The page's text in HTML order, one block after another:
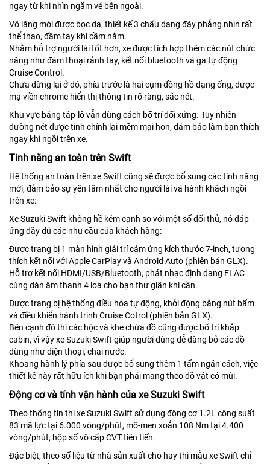
ngay từ khi nhìn ngắm vẻ bên ngoài.
Vô lăng mới được bọc da, thiết kế 3 chấu dạng đáy phẳng nhìn rất
thể thao, đầm tay khi cầm nắm.
Nhằm hỗ trợ người lái tốt hơn, xe được tích hợp thêm các nút chức
năng như đàm thoại rảnh tay, kết nối bluetooth và ga tự động
Cruise Control.
Chưa dừng lại ở đó, phía trước là hai cụm đồng hồ dạng ống, được
mạ viền chrome hiển thị thông tin rõ ràng, sắc nét.
Khu vực bảng táp-lô vẫn dùng cách bố trí đối xứng. Tuy nhiên
đường nét được tinh chỉnh lại mềm mại hơn, đảm bảo làm bạn thích
ngay khi ngồi trên xe.
Tinh năng an toàn trên Swift
Hệ thống an toàn trên xe Swift cũng sẽ được bổ sung các tính năng
mới, đảm bảo sự yên tâm nhất cho người lái và hành khách ngồi
trên xe:
Xe Suzuki Swift không hề kém cạnh so với một số đối thủ, nó đáp
ứng đầy đủ các nhu cầu của khách hàng:
Được trang bị 1 màn hình giải trí cảm ứng kích thước 7-inch, tương
thích kết nối với Apple CarPlay và Android Auto (phiên bản GLX).
Hỗ trợ kết nối HDMI/USB/Bluetooth, phát nhạc định dạng FLAC
cùng dàn âm thanh 4 loa cho bạn thư giãn khi cần.
Được trang bị hệ thống điều hòa tự động, khởi động bằng nút bấm
và điều khiển hành trình Cruise Cotrol (phiên bản GLX).
Bên cạnh đó thì các hộc và khe chứa đồ cũng được bố trí khắp
cabin, vì vậy xe Suzuki Swift giúp người dùng dễ dàng bỏ các đồ
dùng như điện thoại, chai nước.
Khoang hành lý phía sau được bổ sung thêm 1 tấm ngăn cách, việc
thiết kế này rất hữu ích khi bạn phải mang theo đồ vật có mùi.
Động cơ và tính vận hành của xe Suzuki Swift
Theo thống tin thì xe Suzuki Swift sử dụng động cơ 1.2L công suất
83 mã lực tại 6.000 vòng/phút, mô-men xoắn 108 Nm tại 4.400
vòng/phút, hộp số vô cấp CVT tiên tiến.
Đặc biệt, theo số liệu từ nhà sản xuất cho hay thì mẫu xe Swift chỉ